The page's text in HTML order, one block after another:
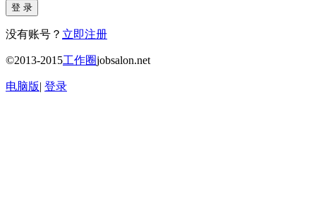
没有账号？ 立即注册
©2013-2015工作圈jobsalon.net
电脑版| 登录